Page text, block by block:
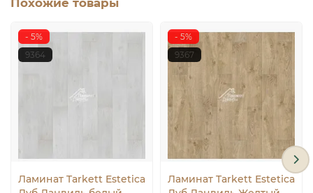
- 5%
9364
Ламинат Tarkett Estetica
- 5%
9367
Ламинат Tarkett Estetica